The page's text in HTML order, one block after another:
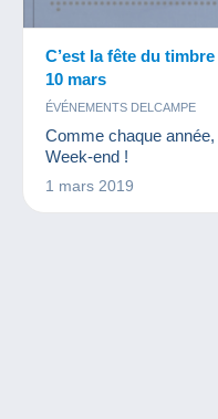
C’est la fête du
10 mars
ÉVÉNEMENTS DELCAMPE
Comme chaque
Week-end !
1 mars 2019